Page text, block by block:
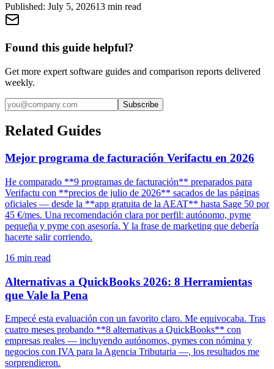
Published: July 5, 202613 min read
Found this guide helpful?
Get more expert software guides and comparison reports delivered
weekly.
Subscribe
Related Guides
Mejor programa de facturación Verifactu en 2026
He comparado **9 programas de facturación** preparados para
Verifactu con **precios de julio de 2026** sacados de las páginas
oficiales — desde la **app gratuita de la AEAT** hasta Sage 50 por
45 €/mes. Una recomendación clara por perfil: autónomo, pyme
pequeña y pyme con asesoría. Y la frase de marketing que debería
hacerte salir corriendo.
16 min read
Alternativas a QuickBooks 2026: 8 Herramientas
que Vale la Pena
Empecé esta evaluación con un favorito claro. Me equivocaba. Tras
cuatro meses probando **8 alternativas a QuickBooks** con
empresas reales — incluyendo autónomos, pymes con nómina y
negocios con IVA para la Agencia Tributaria —, los resultados me
sorprendieron.